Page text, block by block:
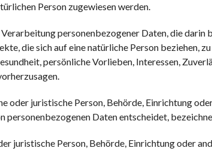
Person zugewiesen werden.
personenbezogener Daten, die darin
die sich auf eine natürliche Person beziehen,
persönliche Vorlieben, Interessen,
oder juristische Person, Behörde, Einrichtung
Daten entscheidet,
juristische Person, Behörde, Einrichtung oder